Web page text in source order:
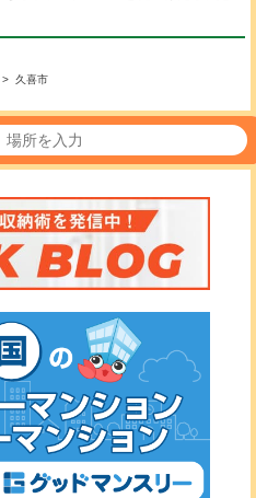
> 久喜市